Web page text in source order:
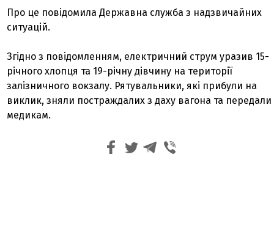
Про це повідомила Державна служба з надзвичайних
ситуацій.
Згідно з повідомленням, електричний струм уразив 15-
річного хлопця та 19-річну дівчину на території
залізничного вокзалу. Рятувальники, які прибули на
виклик, зняли постраждалих з даху вагона та передали
медикам.